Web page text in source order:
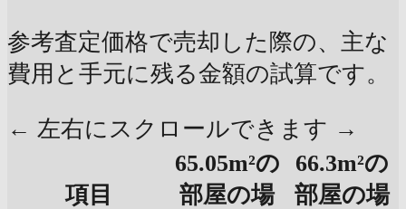
参考査定価格で売却した際の、主な
費用と手元に残る金額の試算です。
← 左右にスクロールできます →
項目
65.05m²の
部屋の場
66.3m²の
部屋の場